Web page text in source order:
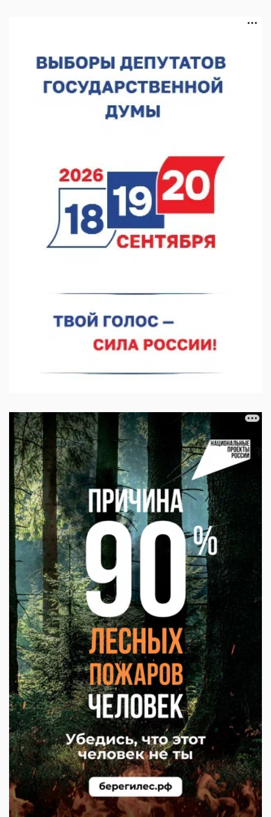
В Нижнем Новгороде отметили 70-летие Дня строителя
07.08.2026 12:04
В Нижегородской области созданы четыре ММЦ
07.08.2026 11:46